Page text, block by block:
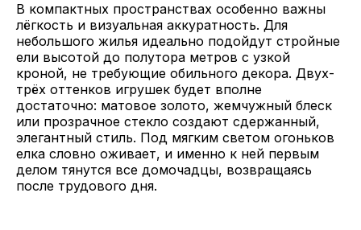
В компактных пространствах особенно важны
лёгкость и визуальная аккуратность. Для
небольшого жилья идеально подойдут стройные
ели высотой до полутора метров с узкой
кроной, не требующие обильного декора. Двух-
трёх оттенков игрушек будет вполне
достаточно: матовое золото, жемчужный блеск
или прозрачное стекло создают сдержанный,
элегантный стиль. Под мягким светом огоньков
елка словно оживает, и именно к ней первым
делом тянутся все домочадцы, возвращаясь
после трудового дня.